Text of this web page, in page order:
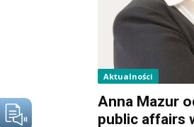
Aktualności
Anna Mazur
public affairs